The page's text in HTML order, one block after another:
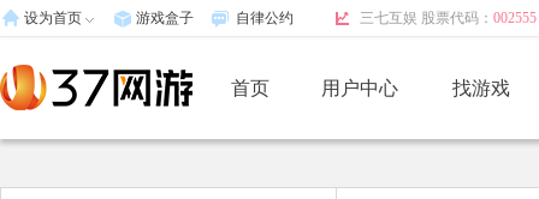
设为首页 游戏盒子 自律公约 三七互娱 股票代码： 002555
首页 用户中心 找游戏